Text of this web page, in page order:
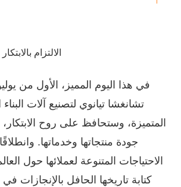
الالتزام
في هذا اليوم المميز، الأول من
تشانغشا تيانوي لتصنيع آلات
المتميزة، وستحافظ على روح
جودة منتجاتها وخدماتها.
الاحتياجات المتنوعة لعملائها حول
كتابة تاريخها الحافل بالإنجازات